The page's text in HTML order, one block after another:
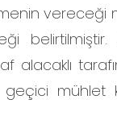
vereceği
belirtilmiştir.
alacaklı
geçici mühlet